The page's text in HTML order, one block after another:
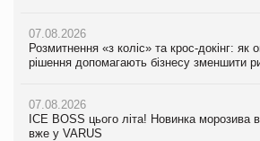
07.08.2026
Розмитнення «з коліс» та крос-докінг: як
рішення допомагають бізнесу зменшити
07.08.2026
ICE BOSS цього літа! Новинка морозива
вже у VARUS
07.08.2026
Розмитнення «з коліс» та крос-докінг: як
рішення допомагають бізнесу зменшити
07.08.2026
ICE BOSS цього літа! Новинка морозива
вже у VARUS
07.08.2026
Kraft Heinz скоротила збиток у першому
Продажі Hugo Boss впали на 9%